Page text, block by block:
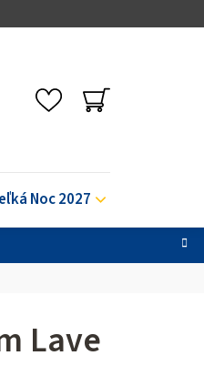
NÁKUPNÝ
KOŠÍK
Noc 2027
Lave